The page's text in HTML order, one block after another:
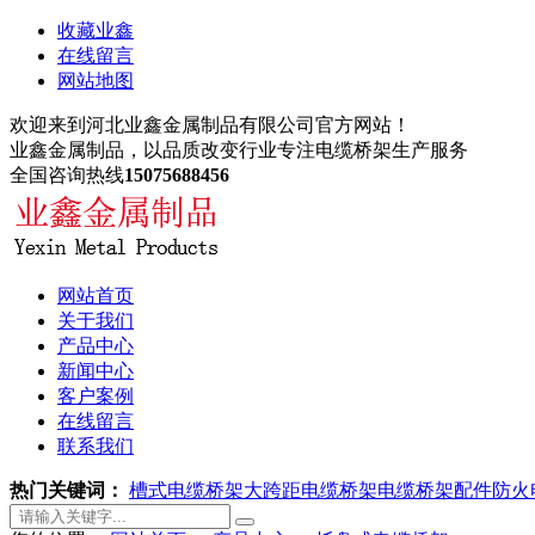
收藏业鑫
在线留言
网站地图
欢迎来到河北业鑫金属制品有限公司官方网站！
业鑫金属制品，以品质改变行业专注电缆桥架生产服务
全国咨询热线15075688456
网站首页
关于我们
产品中心
新闻中心
客户案例
在线留言
联系我们
热门关键词： 槽式电缆桥架大跨距电缆桥架电缆桥架配件防